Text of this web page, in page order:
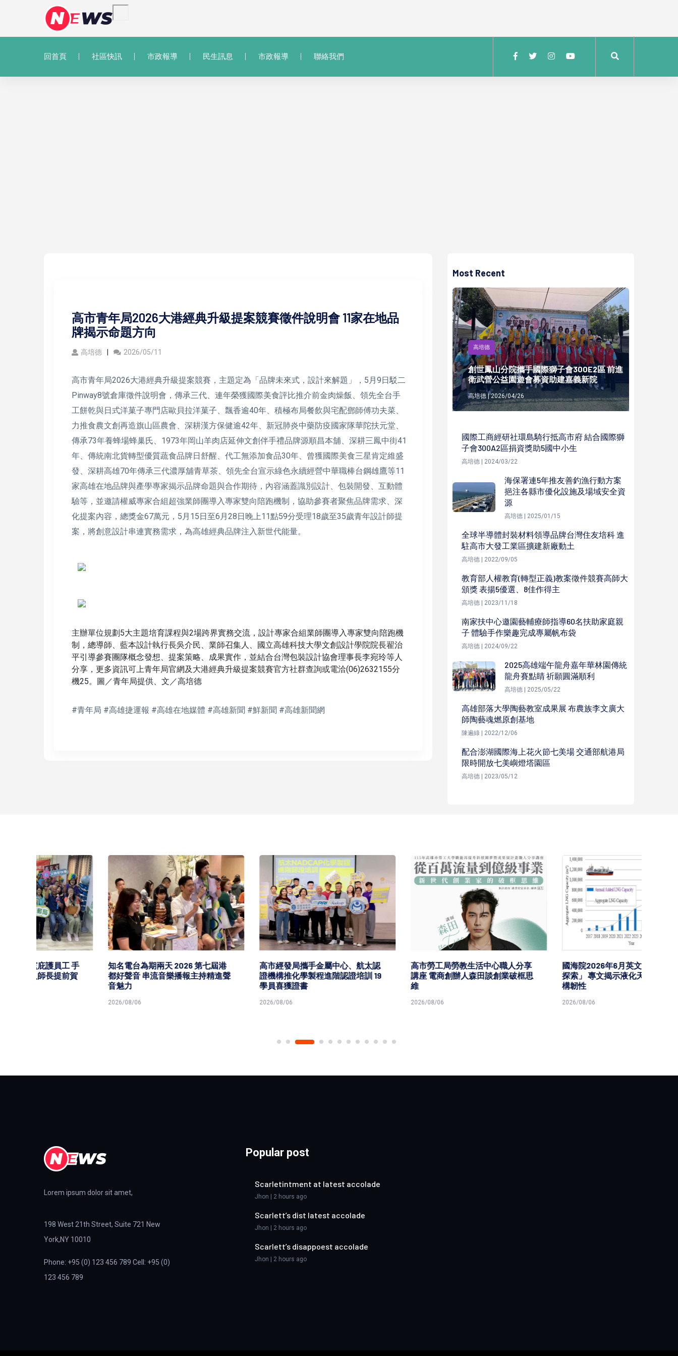
回首頁 社區快訊 市政報導 民生訊息 市政報導 聯絡我們
高市青年局2026大港經典升級提案競賽徵件說明會 11家在地品
牌揭示命題方向
高培德 2026/05/11
高市青年局2026大港經典升級提案競賽，主題定為「品牌未來式，設計來解題」，5月9日駁二
Pinway8號倉庫徵件說明會，傳承三代、連年榮獲國際美食評比推介前金肉燥飯、領先全台手
工餅乾與日式洋菓子專門店歐貝拉洋菓子、飄香逾40年、積極布局餐飲與宅配鄧師傅功夫菜、
力推食農文創再造旗山區農會、深耕漢方保健逾42年、新冠肺炎中藥防疫國家隊華陀扶元堂、
傳承73年養蜂場蜂巢氏、1973年岡山羊肉店延伸文創伴手禮品牌源順昌本舖、深耕三鳳中街41
年、傳統南北貨轉型優質蔬食品牌日舒醒、代工無添加食品30年、曾獲國際美食三星肯定維盛
發、深耕高雄70年傳承三代濃厚舖青草茶、領先全台宣示綠色永續經營中華職棒台鋼雄鷹等11
家高雄在地品牌與產學專家揭示品牌命題與合作期待，內容涵蓋識別設計、包裝開發、互動體
驗等，並邀請權威專家合組超強業師團導入專家雙向陪跑機制，協助參賽者聚焦品牌需求、深
化提案內容，總獎金67萬元，5月15日至6月28日晚上11點59分受理18歲至35歲青年設計師提
案，將創意設計串連實務需求，為高雄經典品牌注入新世代能量。
主辦單位規劃5大主題培育課程與2場跨界實務交流，設計專家合組業師團導入專家雙向陪跑機
制，總導師、藍本設計執行長吳介民、業師召集人、國立高雄科技大學文創設計學院院長翟治
平引導參賽團隊概念發想、提案策略、成果實作，並結合台灣包裝設計協會理事長李宛玲等人
分享，更多資訊可上青年局官網及大港經典升級提案競賽官方社群查詢或電洽(06)2632155分
機25。圖／青年局提供、文／高培德
#青年局 #高雄捷運報 #高雄在地媒體 #高雄新聞 #鮮新聞 #高雄新聞網
Most Recent
高培德
創世鳳山分院攜手國際獅子會300E2區 前進
衛武營公益園遊會募資助建嘉義新院
高培德 | 2026/04/26
國際工商經研社環島騎行抵高市府 結合國際獅
子會300A2區捐資獎助5國中小生
高培德 | 2024/03/22
海保署連5年推友善釣漁行動方案
挹注各縣市優化設施及場域安全資
源
高培德 | 2025/01/15
全球半導體封裝材料領導品牌台灣住友培科 進
駐高市大發工業區擴建新廠動土
高培德 | 2022/09/05
教育部人權教育(轉型正義)教案徵件競賽高師大
頒獎 表揚5優選、8佳作得主
高培德 | 2023/11/18
南家扶中心邀園藝輔療師指導60名扶助家庭親
子 體驗手作樂趣完成專屬帆布袋
高培德 | 2024/09/22
2025高雄端午龍舟嘉年華林園傳統
龍舟賽點睛 祈願圓滿順利
高培德 | 2025/05/22
高雄部落大學陶藝教室成果展 布農族李文廣大
師陶藝魂燃原創基地
陳遍綠 | 2022/12/06
配合澎湖國際海上花火節七美場 交通部航港局
限時開放七美嶼燈塔園區
高培德 | 2023/05/12
知名電台為期兩天 2026 第七屆港
都好聲音 串流音樂播報主持精進聲
高市經發局攜手金屬中心、航太認
證機構推化學製程進階認證培訓 19
高市勞工局勞教生活中心職人分享
講座 電商創辦人森田談創業破框思
國海院2026年6月英文期刊「海洋
探索」 專文揭示液化天然氣船隊結
Lorem ipsum dolor sit amet,
198 West 21th Street, Suite 721 New
York,NY 10010
Phone: +95 (0) 123 456 789 Cell: +95 (0)
123 456 789
Popular post
Scarletintment at latest accolade
Jhon | 2 hours ago
Scarlett’s dist latest accolade
Jhon | 2 hours ago
Scarlett’s disappoest accolade
Jhon | 2 hours ago